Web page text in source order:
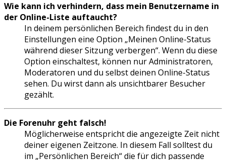
Wie kann ich verhindern, dass mein Benutzername in
der Online-Liste auftaucht?
In deinem persönlichen Bereich findest du in den
Einstellungen eine Option „Meinen Online-Status
während dieser Sitzung verbergen“. Wenn du diese
Option einschaltest, können nur Administratoren,
Moderatoren und du selbst deinen Online-Status
sehen. Du wirst dann als unsichtbarer Besucher
gezählt.
Die Forenuhr geht falsch!
Möglicherweise entspricht die angezeigte Zeit nicht
deiner eigenen Zeitzone. In diesem Fall solltest du
im „Persönlichen Bereich“ die für dich passende